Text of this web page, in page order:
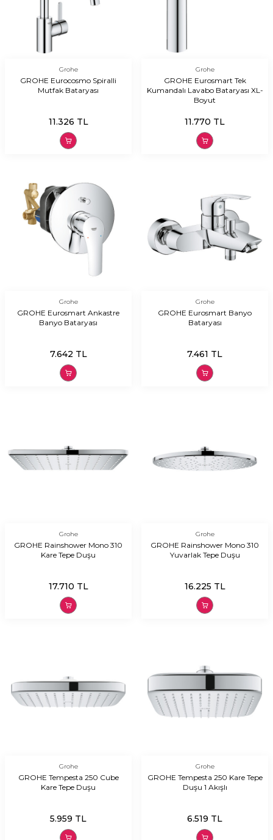
Grohe
GROHE Eurocosmo Spiralli
Mutfak Bataryası
11.326 TL
Grohe
GROHE Eurosmart Tek
Kumandalı Lavabo Bataryası XL-
Boyut
11.770 TL
Grohe
GROHE Eurosmart Ankastre
Banyo Bataryası
7.642 TL
Grohe
GROHE Eurosmart Banyo
Bataryası
7.461 TL
Grohe
GROHE Rainshower Mono 310
Kare Tepe Duşu
17.710 TL
Grohe
GROHE Rainshower Mono 310
Yuvarlak Tepe Duşu
16.225 TL
Grohe
GROHE Tempesta 250 Cube
Kare Tepe Duşu
5.959 TL
Grohe
GROHE Tempesta 250 Kare Tepe
Duşu 1 Akışlı
6.519 TL